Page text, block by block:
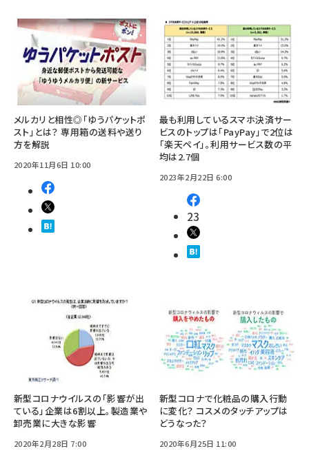
メルカリと相性◎「ゆうパケットポ
スト」とは？ 専用箱の送料や送り
方を解説
2020年11月6日 10:00
最も利用しているスマホ決済サー
ビスのトップは「PayPay」で2位は
「楽天ペイ」。利用サービス数の平
均は2.7個
2023年2月22日 6:00
23
新型コロナウイルスの「影響が出
ている」企業は6割以上。製造業や
卸売業に大きな影響
2020年2月28日 7:00
新型コロナで化粧品の購入行動
に変化？ コスメのタッチアップは
どうなった？
2020年6月25日 11:00